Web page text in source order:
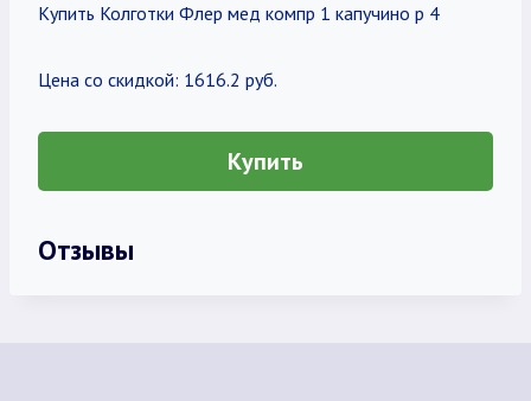
Купить Колготки Флер мед компр 1 капучино р 4
Цена со скидкой: 1616.2 руб.
Купить
Отзывы